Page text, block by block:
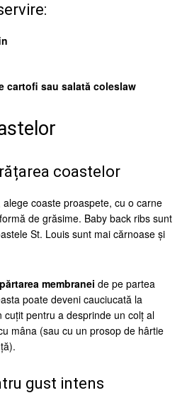
cartofi sau salată coleslaw
coastelor
coaste proaspete, cu o carne
de grăsime. Baby back ribs sunt
St. Louis sunt mai cărnoase și
membranei de pe partea
poate deveni cauciucată la
pentru a desprinde un colț al
mâna (sau cu un prosop de hârtie
gust intens